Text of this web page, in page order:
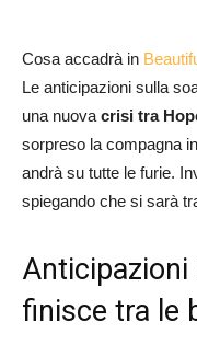
Cosa accadrà in
Le anticipazioni sulla
una nuova crisi tra
sorpreso la compagna
andrà su tutte le furie.
spiegando che si sarà
Anticipazioni
finisce tra le